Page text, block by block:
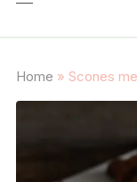
Home » Scones